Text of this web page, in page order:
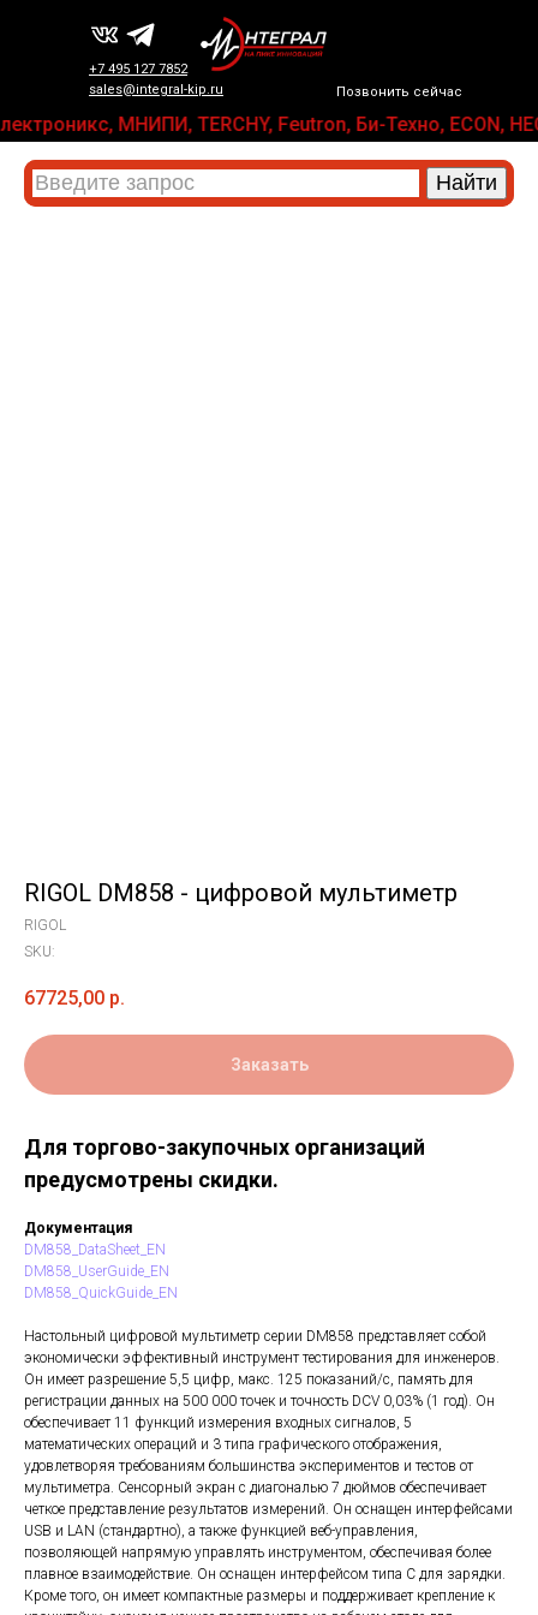
Позвонить сейчас
+7 495 127 7852
sales@integral-kip.ru
МНИПИ, TERCHY, Feutron, Би-Техно, ECON,
RIGOL DM858 - цифровой мультиметр
RIGOL
SKU:
67725,00 р.
Заказать
Для торгово-закупочных организаций
предусмотрены скидки.
Документация
DM858_DataSheet_EN
DM858_UserGuide_EN
DM858_QuickGuide_EN
Настольный цифровой мультиметр серии DM858 представляет собой
экономически эффективный инструмент тестирования для инженеров.
Он имеет разрешение 5,5 цифр, макс. 125 показаний/с, память для
регистрации данных на 500 000 точек и точность DCV 0,03% (1 год). Он
обеспечивает 11 функций измерения входных сигналов, 5
математических операций и 3 типа графического отображения,
удовлетворяя требованиям большинства экспериментов и тестов от
мультиметра. Сенсорный экран с диагональю 7 дюймов обеспечивает
четкое представление результатов измерений. Он оснащен интерфейсами
USB и LAN (стандартно), а также функцией веб-управления,
позволяющей напрямую управлять инструментом, обеспечивая более
плавное взаимодействие. Он оснащен интерфейсом типа C для зарядки.
Кроме того, он имеет компактные размеры и поддерживает крепление к